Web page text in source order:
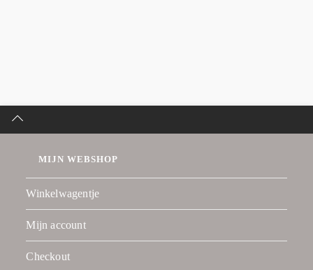
MIJN WEBSHOP
Winkelwagentje
Mijn account
Checkout